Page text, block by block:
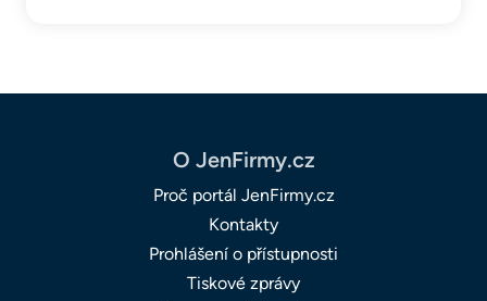
O JenFirmy.cz
Proč portál JenFirmy.cz
Kontakty
Prohlášení o přístupnosti
Tiskové zprávy